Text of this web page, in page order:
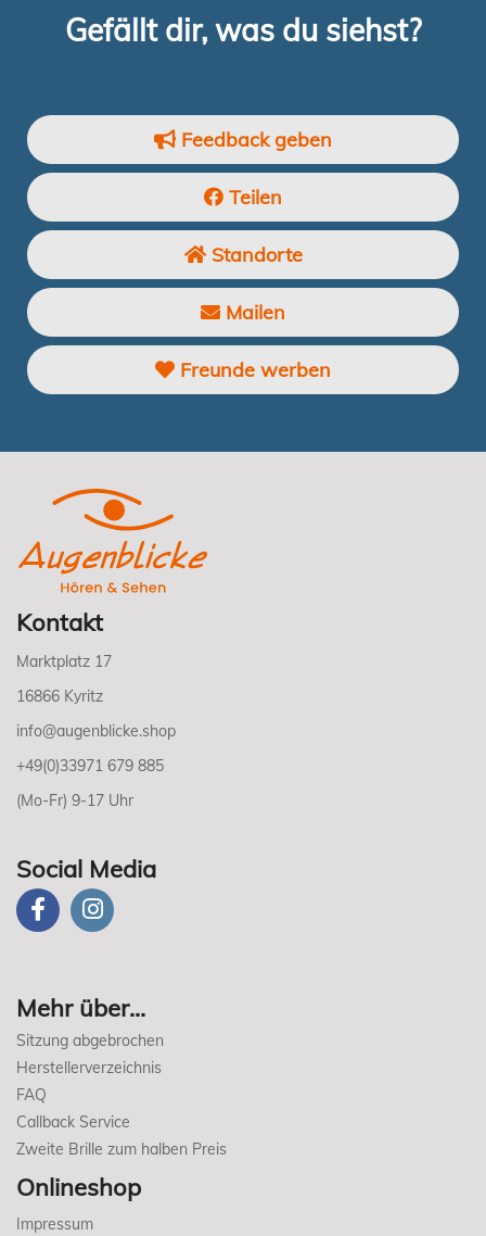
Gefällt dir, was du siehst?
Feedback geben
Teilen
Standorte
Mailen
Freunde werben
Kontakt
Marktplatz 17
16866 Kyritz
info@augenblicke.shop
+49(0)33971 679 885
(Mo-Fr) 9-17 Uhr
Social Media
Mehr über...
Sitzung abgebrochen
Herstellerverzeichnis
FAQ
Callback Service
Zweite Brille zum halben Preis
Onlineshop
Impressum